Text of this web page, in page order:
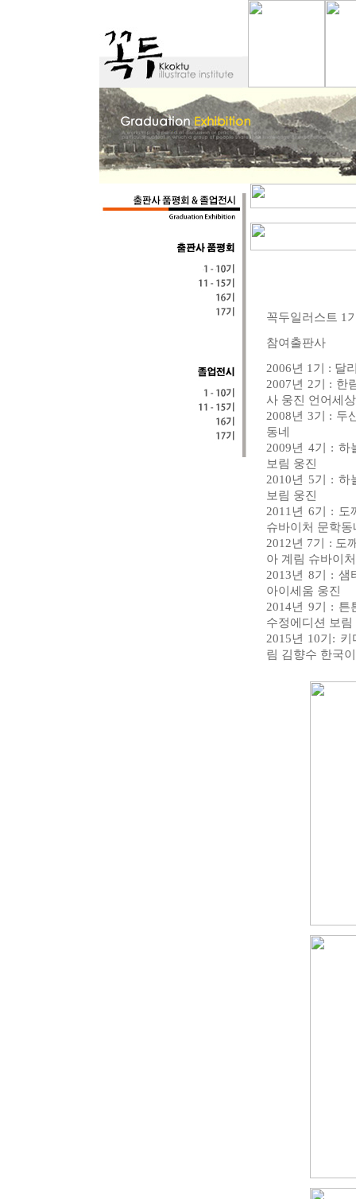
꼭두일러스트 1
참여출판사
2006년 1기 : 달
2007년 2기 : 한
사 웅진 언어세
2008년 3기 : 두
동네
2009년 4기 : 하
보림 웅진
2010년 5기 : 하
보림 웅진
2011년 6기 : 도
슈바이처 문학
2012년 7기 : 도
아 계림 슈바이
2013년 8기 : 샘
아이세움 웅진
2014년 9기 : 튼
수정에디션 보
2015년 10기:
림 김향수 한국